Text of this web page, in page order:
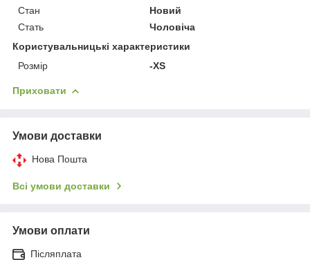
Стан
Новий
Стать
Чоловіча
Користувальницькі характеристики
Розмір
-XS
Приховати
Умови доставки
Нова Пошта
Всі умови доставки
Умови оплати
Післяплата